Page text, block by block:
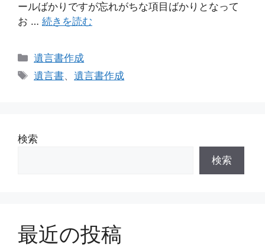
ールばかりですが忘れがちな項目ばかりとなって
お … 続きを読む
カ
テ
遺言書作成
タ
遺言書、遺言書作成
検索
検索
最近の投稿